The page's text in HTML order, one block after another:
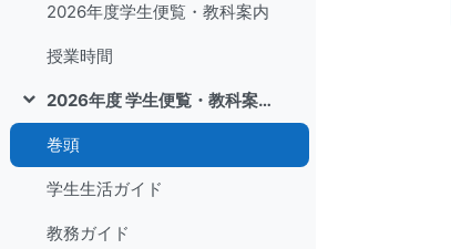
2026年度学生便覧・教科案内
授業時間
折りたたむ 2026年度 学生便覧・教科案内
巻頭
学生生活ガイド
教務ガイド